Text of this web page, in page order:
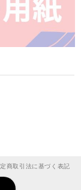
商取引法に基づく表記